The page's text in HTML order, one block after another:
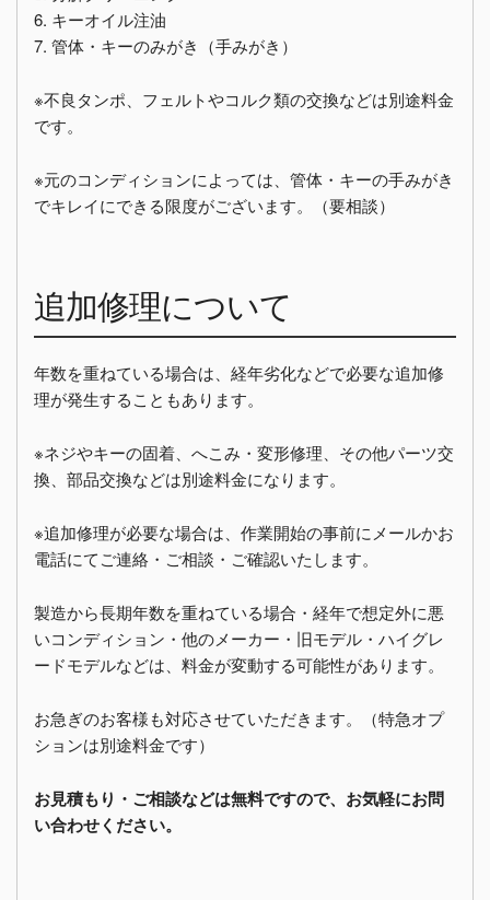
6. キーオイル注油
7. 管体・キーのみがき（手みがき）
※不良タンポ、フェルトやコルク類の交換などは別途料金
です。
※元のコンディションによっては、管体・キーの手みがき
でキレイにできる限度がございます。（要相談）
追加修理について
年数を重ねている場合は、経年劣化などで必要な追加修
理が発生することもあります。
※ネジやキーの固着、へこみ・変形修理、その他パーツ交
換、部品交換などは別途料金になります。
※追加修理が必要な場合は、作業開始の事前にメールかお
電話にてご連絡・ご相談・ご確認いたします。
製造から長期年数を重ねている場合・経年で想定外に悪
いコンディション・他のメーカー・旧モデル・ハイグレ
ードモデルなどは、料金が変動する可能性があります。
お急ぎのお客様も対応させていただきます。（特急オプ
ションは別途料金です）
お見積もり・ご相談などは無料ですので、お気軽にお問
い合わせください。